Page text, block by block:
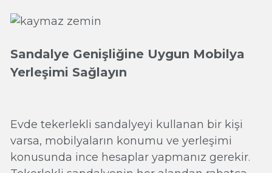
Sandalye Genişliğine Uygun Mobilya
Yerleşimi Sağlayın
Evde tekerlekli sandalyeyi kullanan bir kişi
varsa, mobilyaların konumu ve yerleşimi
konusunda ince hesaplar yapmanız gerekir.